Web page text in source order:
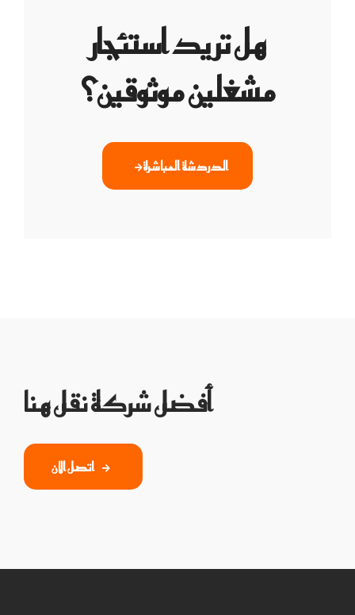
هل تريد استئجار
مشغلين موثوقين؟
الدردشة المباشرة
أفضل شركة نقل هنا
اتصل الان